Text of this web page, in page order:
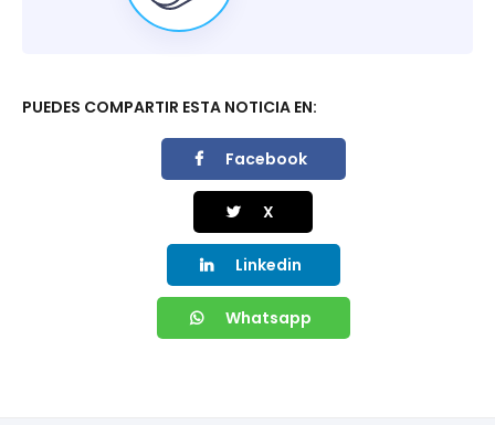
PUEDES COMPARTIR ESTA NOTICIA EN:
Facebook
X
Linkedin
Whatsapp